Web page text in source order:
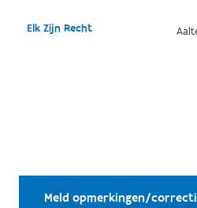
Elk Zijn Recht
Meld opmerkingen/